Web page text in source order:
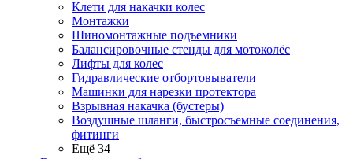
Клети для накачки колес
Монтажки
Шиномонтажные подъемники
Балансировочные стенды для мотоколёс
Лифты для колес
Гидравлические отбортовыватели
Машинки для нарезки протектора
Взрывная накачка (бустеры)
Воздушные шланги, быстросъемные соединения,
фитинги
Ещё 34